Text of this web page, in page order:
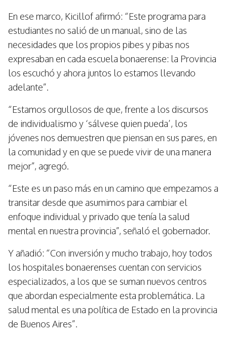
En ese marco, Kicillof afirmó: “Este programa para
estudiantes no salió de un manual, sino de las
necesidades que los propios pibes y pibas nos
expresaban en cada escuela bonaerense: la Provincia
los escuchó y ahora juntos lo estamos llevando
adelante”.
“Estamos orgullosos de que, frente a los discursos
de individualismo y ‘sálvese quien pueda’, los
jóvenes nos demuestren que piensan en sus pares, en
la comunidad y en que se puede vivir de una manera
mejor”, agregó.
“Este es un paso más en un camino que empezamos a
transitar desde que asumimos para cambiar el
enfoque individual y privado que tenía la salud
mental en nuestra provincia”, señaló el gobernador.
Y añadió: “Con inversión y mucho trabajo, hoy todos
los hospitales bonaerenses cuentan con servicios
especializados, a los que se suman nuevos centros
que abordan especialmente esta problemática. La
salud mental es una política de Estado en la provincia
de Buenos Aires”.